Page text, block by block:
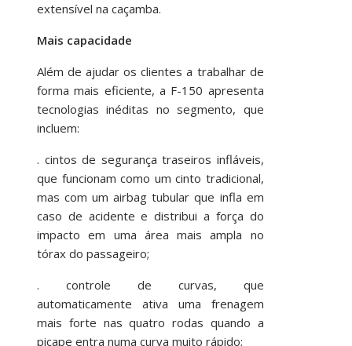
extensível na caçamba.
Mais capacidade
Além de ajudar os clientes a trabalhar de
forma mais eficiente, a F-150 apresenta
tecnologias inéditas no segmento, que
incluem:
. cintos de segurança traseiros infláveis,
que funcionam como um cinto tradicional,
mas com um airbag tubular que infla em
caso de acidente e distribui a força do
impacto em uma área mais ampla no
tórax do passageiro;
. controle de curvas, que
automaticamente ativa uma frenagem
mais forte nas quatro rodas quando a
picape entra numa curva muito rápido;